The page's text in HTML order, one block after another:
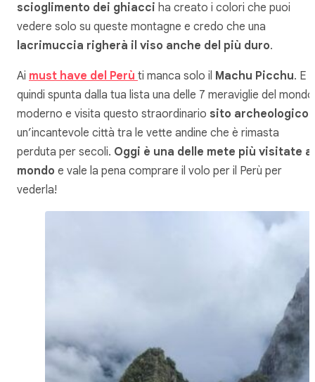
scioglimento dei ghiacci ha creato i colori che puoi
vedere solo su queste montagne e credo che una
lacrimuccia righerà il viso anche del più duro.
Ai must have del Perù ti manca solo il Machu Picchu. E
quindi spunta dalla tua lista una delle 7 meraviglie del mondo
moderno e visita questo straordinario sito archeologico
un’incantevole città tra le vette andine che è rimasta
perduta per secoli. Oggi è una delle mete più visitate al
mondo e vale la pena comprare il volo per il Perù per
vederla!